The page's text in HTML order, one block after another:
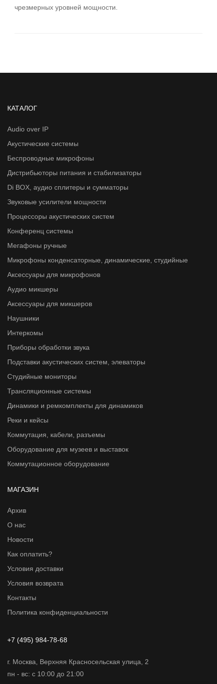
чрезмерных уровней мощности.
КАТАЛОГ
Audio over IP
Акустические системы
Беспроводные микрофоны
Дистрибьюторы питания и стабилизаторы
Di BOX, аудио сплитеры и сумматоры
Звуковые усилители мощности
Процессоры акустических систем
Конференц системы
Мегафоны ручные
Микрофоны конденсаторные, динамические, студийные
Аксессуары для микрофонов
Аудио микшеры
Аксессуары для микшеров
Наушники
Интеркомы
Приборы обработки звука
Подставки акустических систем, элеваторы
Студийные мониторы
Трансляционные системы
Динамики и ремкомплекты для динамиков
Реки и кейсы
Коммутация, кабели, разъемы
Оборудование для музеев и выставок
Коммутационное оборудование
МАГАЗИН
Архив
О нас
Новости
Как оплатить?
Условия доставки
Условия возврата
Контакты
Политика конфиденциальности
+7 (495) 984-78-68
г. Москва, Верхняя Красносельская улица, 2
пн - вс: с 10:00 до 21:00